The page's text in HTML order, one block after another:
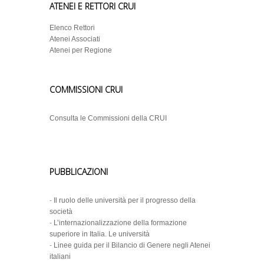
ATENEI E RETTORI CRUI
Elenco Rettori
Atenei Associati
Atenei per Regione
COMMISSIONI CRUI
Consulta le Commissioni della CRUI
PUBBLICAZIONI
-
Il ruolo delle università per il progresso della
società
- L’internazionalizzazione della formazione
superiore in Italia. Le università
- Linee guida per il Bilancio di Genere negli Atenei
italiani